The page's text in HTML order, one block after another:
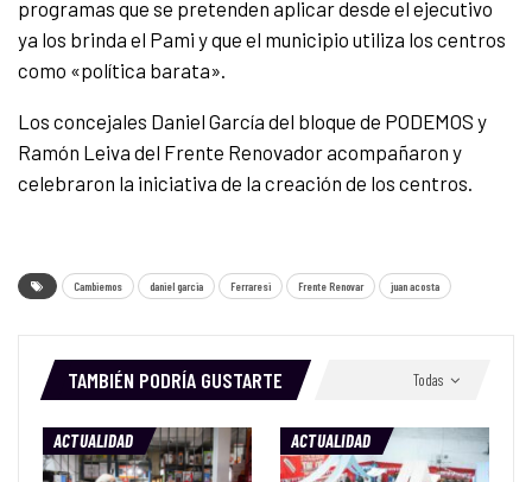
programas que se pretenden aplicar desde el ejecutivo
ya los brinda el Pami y que el municipio utiliza los centros
como «política barata».
Los concejales Daniel García del bloque de PODEMOS y
Ramón Leiva del Frente Renovador acompañaron y
celebraron la iniciativa de la creación de los centros.
Cambiemos daniel garcia Ferraresi Frente Renovar juan acosta
Todas
TAMBIÉN PODRÍA GUSTARTE
ACTUALIDAD ACTUALIDAD